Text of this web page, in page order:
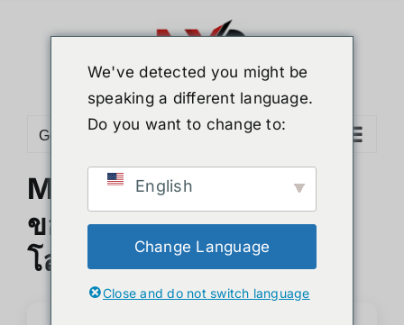
Go to...
Meta Quest 3 กับอนาค
ของMetaverse:จะปฏิวัติ
โลกอย่างไร?
We've detected you might be
speaking a different language.
Do you want to change to:
English
Change Language
Close and do not switch language